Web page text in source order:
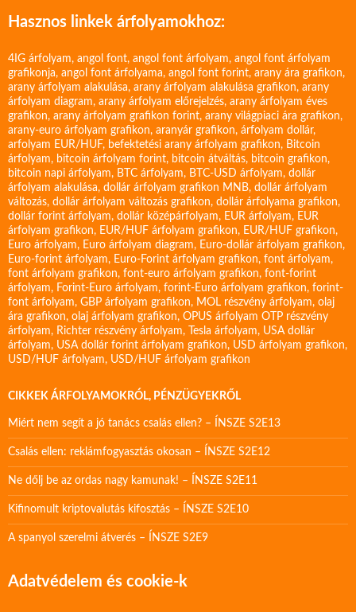
Hasznos linkek árfolyamokhoz:
4IG árfolyam, angol font, angol font árfolyam, angol font árfolyam
grafikonja, angol font árfolyama, angol font forint, arany ára grafikon,
arany árfolyam alakulása, arany árfolyam alakulása grafikon, arany
árfolyam diagram, arany árfolyam előrejelzés, arany árfolyam éves
grafikon, arany árfolyam grafikon forint, arany világpiaci ára grafikon,
arany-euro árfolyam grafikon, aranyár grafikon, árfolyam dollár,
arfolyam EUR/HUF, befektetési arany árfolyam grafikon, Bitcoin
árfolyam, bitcoin árfolyam forint, bitcoin átváltás, bitcoin grafikon,
bitcoin napi árfolyam, BTC árfolyam, BTC-USD árfolyam, dollár
árfolyam alakulása, dollár árfolyam grafikon MNB, dollár árfolyam
változás, dollár árfolyam változás grafikon, dollár árfolyama grafikon,
dollár forint árfolyam, dollár középárfolyam, EUR árfolyam, EUR
árfolyam grafikon, EUR/HUF árfolyam grafikon, EUR/HUF grafikon,
Euro árfolyam, Euro árfolyam diagram, Euro-dollár árfolyam grafikon,
Euro-forint árfolyam, Euro-Forint árfolyam grafikon, font árfolyam,
font árfolyam grafikon, font-euro árfolyam grafikon, font-forint
árfolyam, Forint-Euro árfolyam, forint-Euro árfolyam grafikon, forint-
font árfolyam, GBP árfolyam grafikon, MOL részvény árfolyam, olaj
ára grafikon, olaj árfolyam grafikon, OPUS árfolyam OTP részvény
árfolyam, Richter részvény árfolyam, Tesla árfolyam, USA dollár
árfolyam, USA dollár forint árfolyam grafikon, USD árfolyam grafikon,
USD/HUF árfolyam, USD/HUF árfolyam grafikon
CIKKEK ÁRFOLYAMOKRÓL, PÉNZÜGYEKRŐL
Miért nem segít a jó tanács csalás ellen? – ÍNSZE S2E13
Csalás ellen: reklámfogyasztás okosan – ÍNSZE S2E12
Ne dőlj be az ordas nagy kamunak! – ÍNSZE S2E11
Kifinomult kriptovalutás kifosztás – ÍNSZE S2E10
A spanyol szerelmi átverés – ÍNSZE S2E9
Adatvédelem és cookie-k